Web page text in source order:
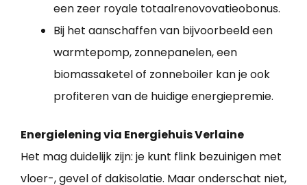
een zeer royale totaalrenovovatieobonus.
Bij het aanschaffen van bijvoorbeeld een
warmtepomp, zonnepanelen, een
biomassaketel of zonneboiler kan je ook
profiteren van de huidige energiepremie.
Energielening via Energiehuis Verlaine
Het mag duidelijk zijn: je kunt flink bezuinigen met
vloer-, gevel of dakisolatie. Maar onderschat niet,